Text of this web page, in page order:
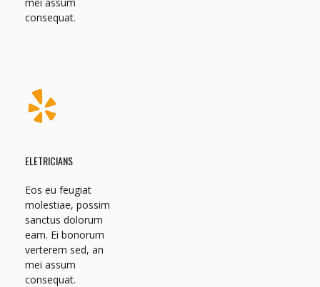
consequat.
ELETRICIANS
Eos eu feugiat
molestiae, possim
sanctus dolorum
eam. Ei bonorum
verterem sed, an
mei assum
consequat.